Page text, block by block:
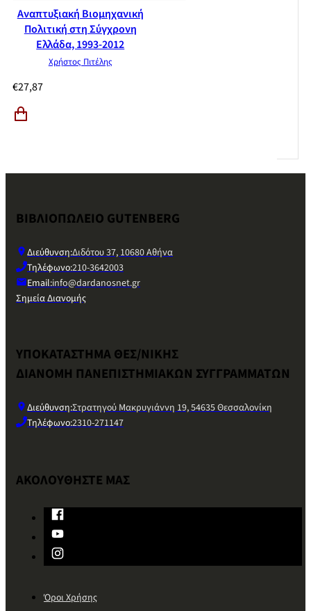
Αναπτυξιακή Βιομηχανική
Πολιτική στη Σύγχρονη
Ελλάδα, 1993-2012
Χρήστος Πιτέλης
€27,87
ΒΙΒΛΙΟΠΩΛΕΙΟ GUTENBERG
Διεύθυνση:Διδότου 37, 10680 Αθήνα
Τηλέφωνο:210-3642003
Email:info@dardanosnet.gr
Σημεία Διανομής
ΥΠΟΚΑΤΑΣΤΗΜΑ ΘΕΣ/ΝΙΚΗΣ
ΔΙΑΝΟΜΗ ΠΑΝΕΠΙΣΤΗΜΙΑΚΩΝ ΣΥΓΓΡΑΜΜΑΤΩΝ
Διεύθυνση:Στρατηγού Μακρυγιάννη 19, 54635 Θεσσαλονίκη
Τηλέφωνο:2310-271147
ΑΚΟΛΟΥΘΗΣΤΕ ΜΑΣ
Όροι Χρήσης